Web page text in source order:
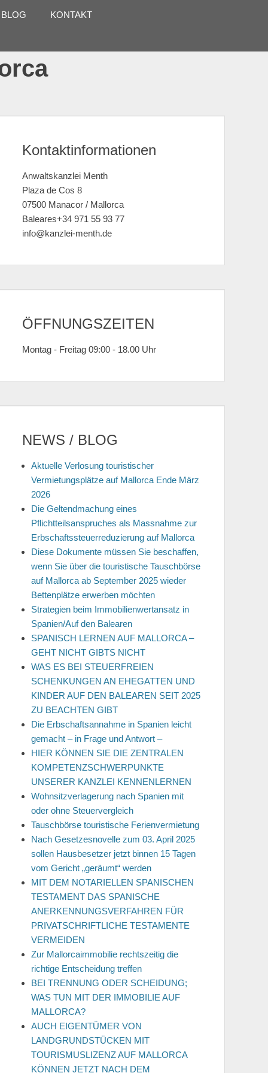
KONTAKT
Kontaktinformationen
Anwaltskanzlei Menth
Plaza de Cos 8
07500 Manacor / Mallorca
Baleares+34 971 55 93 77
info@kanzlei-menth.de
ÖFFNUNGSZEITEN
Montag - Freitag 09:00 - 18.00 Uhr
NEWS / BLOG
Aktuelle Verlosung touristischer
Vermietungsplätze auf Mallorca Ende März
2026
Die Geltendmachung eines
Pflichtteilsanspruches als Massnahme zur
Erbschaftssteuerreduzierung auf Mallorca
Diese Dokumente müssen Sie beschaffen,
wenn Sie über die touristische Tauschbörse
auf Mallorca ab September 2025 wieder
Bettenplätze erwerben möchten
Strategien beim Immobilienwertansatz in
Spanien/Auf den Balearen
SPANISCH LERNEN AUF MALLORCA –
GEHT NICHT GIBTS NICHT
WAS ES BEI STEUERFREIEN
SCHENKUNGEN AN EHEGATTEN UND
KINDER AUF DEN BALEAREN SEIT 2025
ZU BEACHTEN GIBT
Die Erbschaftsannahme in Spanien leicht
gemacht – in Frage und Antwort –
HIER KÖNNEN SIE DIE ZENTRALEN
KOMPETENZSCHWERPUNKTE
UNSERER KANZLEI KENNENLERNEN
Wohnsitzverlagerung nach Spanien mit
oder ohne Steuervergleich
Tauschbörse touristische Ferienvermietung
Nach Gesetzesnovelle zum 03. April 2025
sollen Hausbesetzer jetzt binnen 15 Tagen
vom Gericht „geräumt“ werden
MIT DEM NOTARIELLEN SPANISCHEN
TESTAMENT DAS SPANISCHE
ANERKENNUNGSVERFAHREN FÜR
PRIVATSCHRIFTLICHE TESTAMENTE
VERMEIDEN
Zur Mallorcaimmobilie rechtszeitig die
richtige Entscheidung treffen
BEI TRENNUNG ODER SCHEIDUNG;
WAS TUN MIT DER IMMOBILIE AUF
MALLORCA?
AUCH EIGENTÜMER VON
LANDGRUNDSTÜCKEN MIT
TOURISMUSLIZENZ AUF MALLORCA
KÖNNEN JETZT NACH DEM